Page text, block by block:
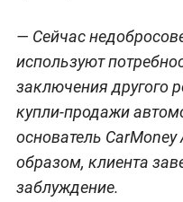
— Сейчас
используют
заключения другого
купли-продажи
основатель
образом, клиента
заблуждение.